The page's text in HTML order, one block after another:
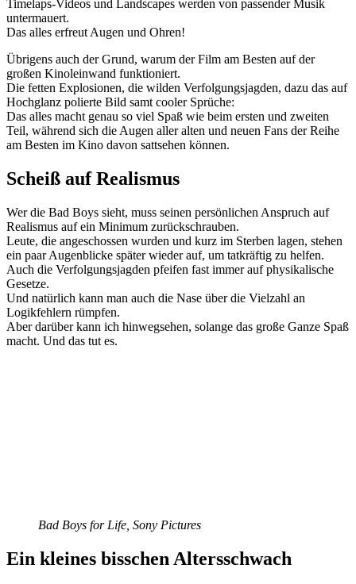
Timelaps-Videos und Landscapes werden von passender Musik
untermauert.
Das alles erfreut Augen und Ohren!
Übrigens auch der Grund, warum der Film am Besten auf der
großen Kinoleinwand funktioniert.
Die fetten Explosionen, die wilden Verfolgungsjagden, dazu das auf
Hochglanz polierte Bild samt cooler Sprüche:
Das alles macht genau so viel Spaß wie beim ersten und zweiten
Teil, während sich die Augen aller alten und neuen Fans der Reihe
am Besten im Kino davon sattsehen können.
Scheiß auf Realismus
Wer die Bad Boys sieht, muss seinen persönlichen Anspruch auf
Realismus auf ein Minimum zurückschrauben.
Leute, die angeschossen wurden und kurz im Sterben lagen, stehen
ein paar Augenblicke später wieder auf, um tatkräftig zu helfen.
Auch die Verfolgungsjagden pfeifen fast immer auf physikalische
Gesetze.
Und natürlich kann man auch die Nase über die Vielzahl an
Logikfehlern rümpfen.
Aber darüber kann ich hinwegsehen, solange das große Ganze Spaß
macht. Und das tut es.
Bad Boys for Life, Sony Pictures
Ein kleines bisschen Altersschwach